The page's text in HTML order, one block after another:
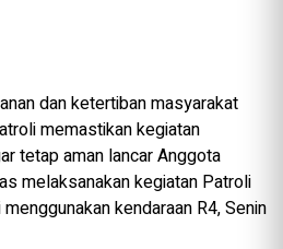
dan ketertiban masyarakat
memastikan kegiatan
tetap aman lancar Anggota
melaksanakan kegiatan Patroli
kendaraan R4, Senin